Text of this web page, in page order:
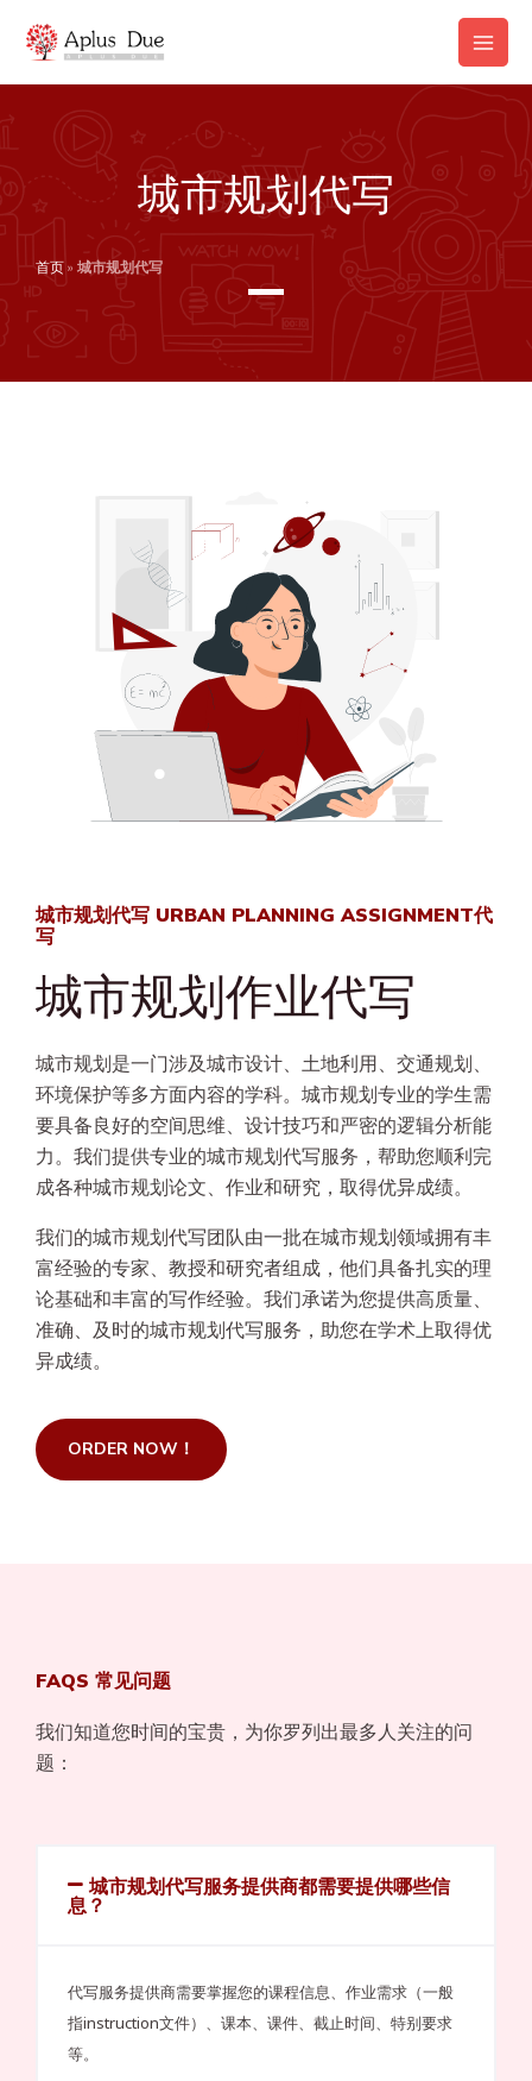
内
Main
城市规划代写
首页» 城市规划代写
城市规划代写 URBAN PLANNING ASSIGNMENT代
写
城市规划作业代写
城市规划是一门涉及城市设计、土地利用、交通规划、
环境保护等多方面内容的学科。城市规划专业的学生需
要具备良好的空间思维、设计技巧和严密的逻辑分析能
力。我们提供专业的城市规划代写服务，帮助您顺利完
成各种城市规划论文、作业和研究，取得优异成绩。
我们的城市规划代写团队由一批在城市规划领域拥有丰
富经验的专家、教授和研究者组成，他们具备扎实的理
论基础和丰富的写作经验。我们承诺为您提供高质量、
准确、及时的城市规划代写服务，助您在学术上取得优
异成绩。
ORDER NOW！
FAQS 常见问题
我们知道您时间的宝贵，为你罗列出最多人关注的问
题：
城市规划代写服务提供商都需要提供哪些信
息？
代写服务提供商需要掌握您的课程信息、作业需求（一般
指instruction文件）、课本、课件、截止时间、特别要求
等。